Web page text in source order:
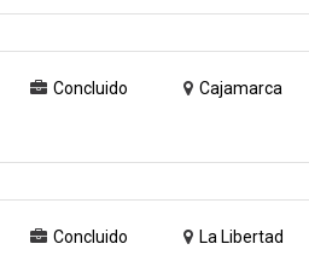
Concluido Cajamarca
Concluido La Libertad